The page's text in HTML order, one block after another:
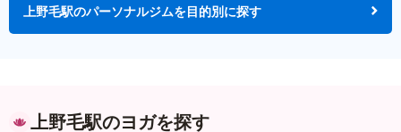
上野毛駅のパーソナルジムを目的別に探す
上野毛駅のヨガを探す